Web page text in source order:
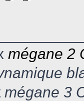
mégane 2
mégane 3